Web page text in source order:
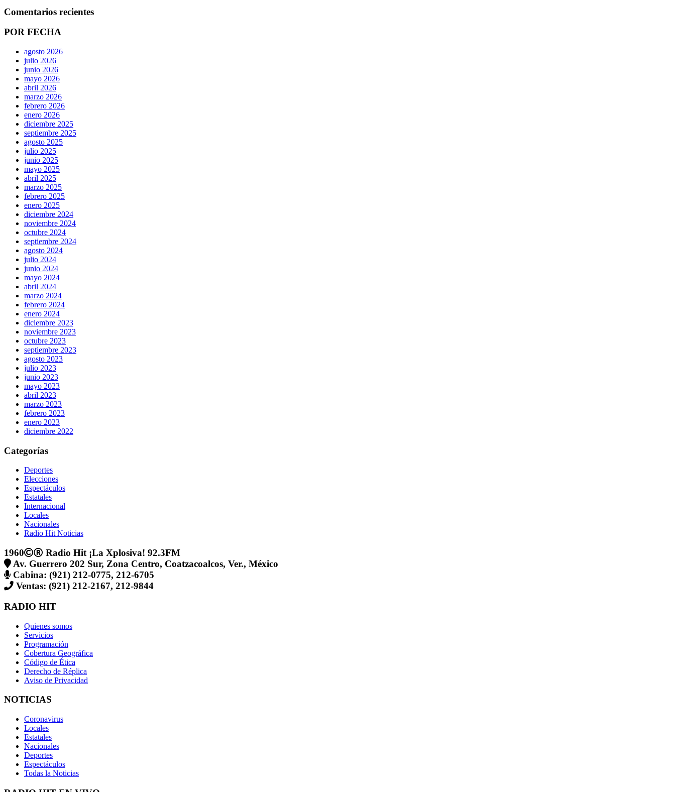
Comentarios recientes
POR FECHA
agosto 2026
julio 2026
junio 2026
mayo 2026
abril 2026
marzo 2026
febrero 2026
enero 2026
diciembre 2025
septiembre 2025
agosto 2025
julio 2025
junio 2025
mayo 2025
abril 2025
marzo 2025
febrero 2025
enero 2025
diciembre 2024
noviembre 2024
octubre 2024
septiembre 2024
agosto 2024
julio 2024
junio 2024
mayo 2024
abril 2024
marzo 2024
febrero 2024
enero 2024
diciembre 2023
noviembre 2023
octubre 2023
septiembre 2023
agosto 2023
julio 2023
junio 2023
mayo 2023
abril 2023
marzo 2023
febrero 2023
enero 2023
diciembre 2022
Categorías
Deportes
Elecciones
Espectáculos
Estatales
Internacional
Locales
Nacionales
Radio Hit Noticias
1960
Radio Hit ¡La Xplosiva! 92.3FM
Av. Guerrero 202 Sur, Zona Centro, Coatzacoalcos, Ver., México
Cabina: (921) 212-0775, 212-6705
Ventas: (921) 212-2167, 212-9844
RADIO HIT
Quienes somos
Servicios
Programación
Cobertura Geográfica
Código de Ética
Derecho de Réplica
Aviso de Privacidad
NOTICIAS
Coronavirus
Locales
Estatales
Nacionales
Deportes
Espectáculos
Todas la Noticias